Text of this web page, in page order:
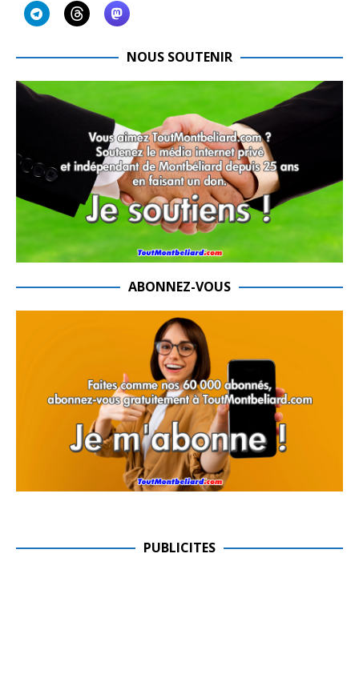
NOUS SOUTENIR
ABONNEZ-VOUS
PUBLICITES